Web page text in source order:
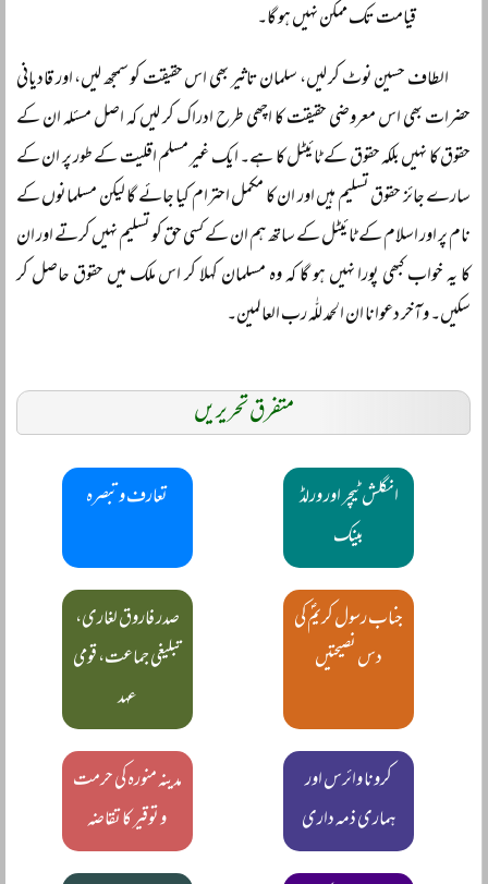
قیامت تک ممکن نہیں ہو گا۔
الطاف حسین نوٹ کر لیں، سلمان تاثیر بھی اس حقیقت کو سمجھ لیں، اور قادیانی
حضرات بھی اس معروضی حقیقت کا اچھی طرح ادراک کر لیں کہ اصل مسئلہ ان کے
حقوق کا نہیں بلکہ حقوق کے ٹائیٹل کا ہے۔ ایک غیر مسلم اقلیت کے طور پر ان کے
سارے جائز حقوق تسلیم ہیں اور ان کا مکمل احترام کیا جائے گا لیکن مسلمانوں کے
نام پر اور اسلام کے ٹائیٹل کے ساتھ ہم ان کے کسی حق کو تسلیم نہیں کرتے اور ان
کا یہ خواب کبھی پورا نہیں ہو گا کہ وہ مسلمان کہلا کر اس ملک میں حقوق حاصل کر
سکیں۔ و آخر دعوانا ان الحمد للّٰہ رب العالمین۔
متفرق تحریریں
انگلش ٹیچر اور ورلڈ
بینک
تعارف و تبصرہ
جناب رسول کریمؐ کی
دس نصیحتیں
صدر فاروق لغاری،
تبلیغی جماعت، قومی
عہد
کرونا وائرس اور
ہماری ذمہ داری
مدینہ منورہ کی حرمت
و توقیر کا تقاضہ